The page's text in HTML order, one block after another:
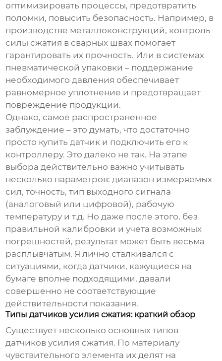
оптимизировать процессы, предотвратить
поломки, повысить безопасность. Например, в
производстве металлоконструкций, контроль
силы сжатия в сварных швах помогает
гарантировать их прочность. Или в системах
пневматической упаковки – поддержание
необходимого давления обеспечивает
равномерное уплотнение и предотвращает
повреждение продукции.
Однако, самое распространенное
заблуждение – это думать, что достаточно
просто купить датчик и подключить его к
контроллеру. Это далеко не так. На этапе
выбора действительно важно учитывать
несколько параметров: диапазон измеряемых
сил, точность, тип выходного сигнала
(аналоговый или цифровой), рабочую
температуру и т.д. Но даже после этого, без
правильной калибровки и учета возможных
погрешностей, результат может быть весьма
расплывчатым. Я лично сталкивался с
ситуациями, когда датчики, кажущиеся на
бумаге вполне подходящими, давали
совершенно не соответствующие
действительности показания.
Типы датчиков усилия сжатия: краткий обзор
Существует несколько основных типов
датчиков усилия сжатия. По материалу
чувствительного элемента их делят на